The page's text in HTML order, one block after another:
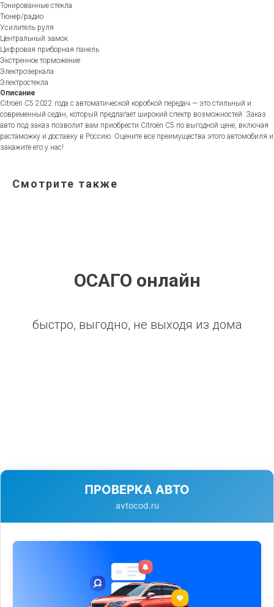
Тонированные стекла
Тюнер/радио
Усилитель руля
Центральный замок
Цифровая приборная панель
Экстренное торможение
Электрозеркала
Электростекла
Описание
Citroën C5 2022 года с автоматической коробкой передач — это стильный и
современный седан, который предлагает широкий спектр возможностей. Заказ
авто под заказ позволит вам приобрести Citroën C5 по выгодной цене, включая
растаможку и доставку в Россию. Оцените все преимущества этого автомобиля и
закажите его у нас!
Смотрите также
ОСАГО онлайн
быстро, выгодно, не выходя из дома
ПРОВЕРКА АВТО
avtocod.ru